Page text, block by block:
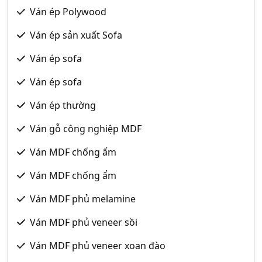
Ván ép Polywood
Ván ép sản xuất Sofa
Ván ép sofa
Ván ép sofa
Ván ép thường
Ván gỗ công nghiệp MDF
Ván MDF chống ẩm
Ván MDF chống ẩm
Ván MDF phủ melamine
Ván MDF phủ veneer sồi
Ván MDF phủ veneer xoan đào